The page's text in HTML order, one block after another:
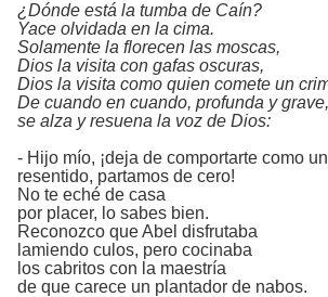
¿Dónde está la tumba de Caín?
Yace olvidada en la cima.
Solamente la florecen las moscas,
Dios la visita con gafas oscuras,
Dios la visita como quien comete un
De cuando en cuando, profunda y grave,
se alza y resuena la voz de Dios:
- Hijo mío, ¡deja de comportarte como
resentido, partamos de cero!
No te eché de casa
por placer, lo sabes bien.
Reconozco que Abel disfrutaba
lamiendo culos, pero cocinaba
los cabritos con la maestría
de que carece un plantador de nabos.